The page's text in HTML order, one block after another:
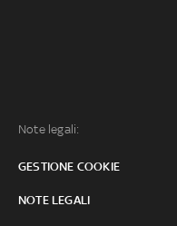
Note legali:
GESTIONE COOKIE
NOTE LEGALI